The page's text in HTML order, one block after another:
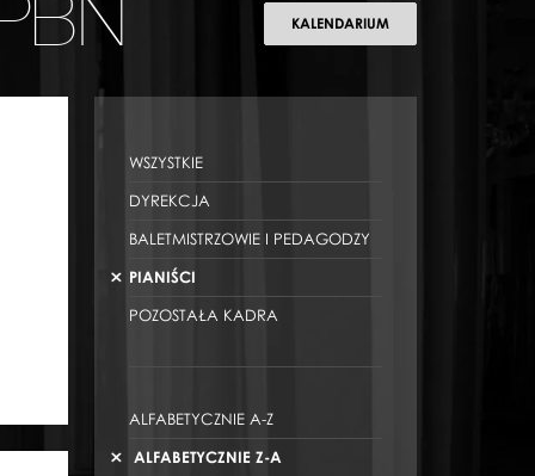
KALENDARIUM
WSZYSTKIE
DYREKCJA
BALETMISTRZOWIE I PEDAGODZY
PIANIŚCI
POZOSTAŁA KADRA
ALFABETYCZNIE A-Z
ALFABETYCZNIE Z-A